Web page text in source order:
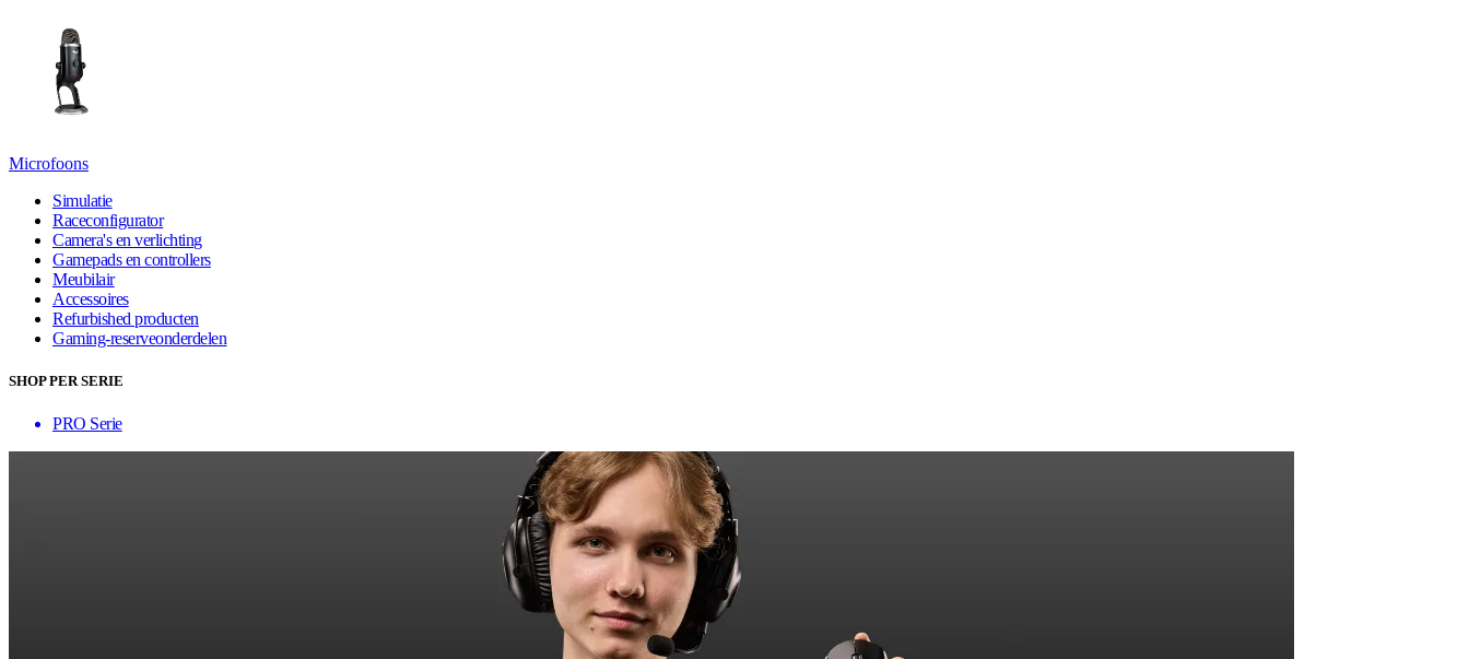
Microfoons
Simulatie
Raceconfigurator
Camera's en verlichting
Gamepads en controllers
Meubilair
Accessoires
Refurbished producten
Gaming-reserveonderdelen
SHOP PER SERIE
PRO Serie